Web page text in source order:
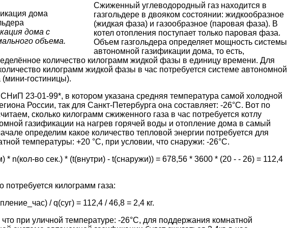
дома с
объема.
Сжиженный углеводородный газ находится в
газгольдере в двояком состоянии: жидкообразное
(жидкая фаза) и газообразное (паровая фаза). В
котел отопления поступает только паровая фаза.
Объем газгольдера определяет мощность системы
автономной газификации дома, то есть,
количество килограмм жидкой фазы в единицу времени. Для
килограмм жидкой фазы в час потребуется системе автономной
гостиницы).
23-01-99*, в котором указана средняя температура самой холодной
России, так для Санкт-Петербурга она составляет: -26°C. Вот по
сколько килограмм сжиженного газа в час потребуется котлу
газификации на нагрев горячей воды и отопление дома в самый
определим какое количество тепловой энергии потребуется для
температуры: +20 °С, при условии, что снаружи: -26°C.
* n(кол-во сек.) * (t(внутри) - t(снаружи)) = 678,56 * 3600 * (20 - - 26) = 112,4
потребуется килограмм газа:
/ q(суг) = 112,4 / 46,8 = 2,4 кг.
при уличной температуре: -26°C, для поддержания комнатной